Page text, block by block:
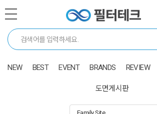
NEW BEST EVENT BRANDS REVIEW
도면게시판